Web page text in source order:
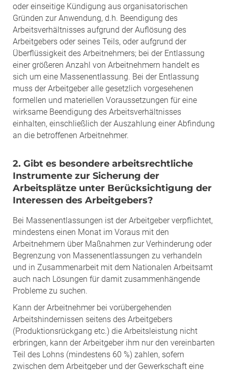
oder einseitige Kündigung aus organisatorischen
Gründen zur Anwendung, d.h. Beendigung des
Arbeitsverhältnisses aufgrund der Auflösung des
Arbeitgebers oder seines Teils, oder aufgrund der
Überflüssigkeit des Arbeitnehmers; bei der Entlassung
einer größeren Anzahl von Arbeitnehmern handelt es
sich um eine Massenentlassung. Bei der Entlassung
muss der Arbeitgeber alle gesetzlich vorgesehenen
formellen und materiellen Voraussetzungen für eine
wirksame Beendigung des Arbeitsverhältnisses
einhalten, einschließlich der Auszahlung einer Abfindung
an die betroffenen Arbeitnehmer.
2. Gibt es besondere arbeitsrechtliche
Instrumente zur Sicherung der
Arbeitsplätze unter Berücksichtigung der
Interessen des Arbeitgebers?
Bei Massenentlassungen ist der Arbeitgeber verpflichtet,
mindestens einen Monat im Voraus mit den
Arbeitnehmern über Maßnahmen zur Verhinderung oder
Begrenzung von Massenentlassungen zu verhandeln
und in Zusammenarbeit mit dem Nationalen Arbeitsamt
auch nach Lösungen für damit zusammenhängende
Probleme zu suchen.
Kann der Arbeitnehmer bei vorübergehenden
Arbeitshindernissen seitens des Arbeitgebers
(Produktionsrückgang etc.) die Arbeitsleistung nicht
erbringen, kann der Arbeitgeber ihm nur den vereinbarten
Teil des Lohns (mindestens 60 %) zahlen, sofern
zwischen dem Arbeitgeber und der Gewerkschaft eine